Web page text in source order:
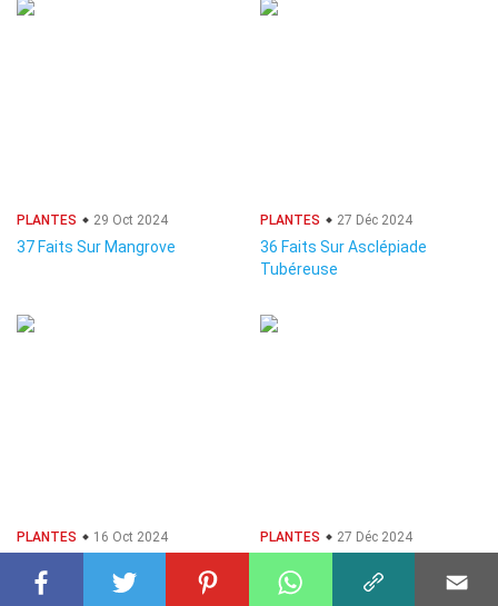
PLANTES 29 Oct 2024
37 Faits Sur Mangrove
PLANTES 27 Déc 2024
36 Faits Sur Asclépiade
Tubéreuse
PLANTES 16 Oct 2024 PLANTES 27 Déc 2024